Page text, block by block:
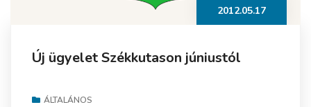
2012.05.17
Új ügyelet Székkutason júniustól
ÁLTALÁNOS